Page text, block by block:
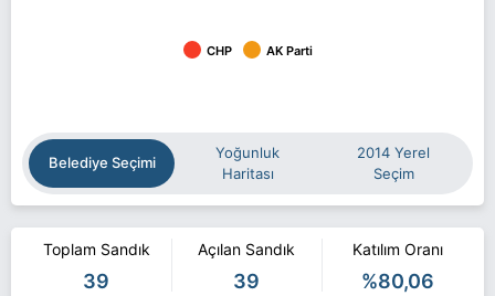
CHP AK Parti
Belediye Seçimi
Yoğunluk
Haritası
2014 Yerel
Seçim
Toplam Sandık
39
Açılan Sandık
39
Katılım Oranı
%80,06